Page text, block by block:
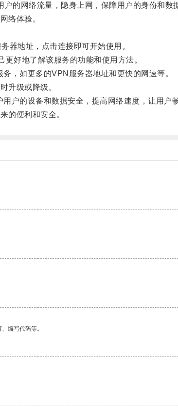
网络流量，隐身上网，保障用户的身份和数
络体验。
地址，点击连接即可开始使用。
好地了解该服务的功能和使用方法。
如更多的VPN服务器地址和更快的网速等。
升级或降级。
的设备和数据安全，提高网络速度，让用户畅
的便利和安全。
编写代码等。